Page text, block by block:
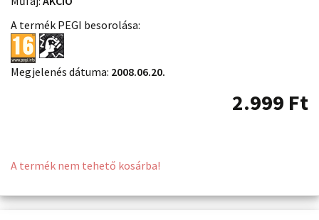
A termék PEGI besorolása:
Megjelenés dátuma: 2008.06.20.
2.999 Ft
A termék nem tehető kosárba!